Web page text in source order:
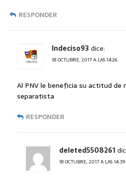
RESPONDER
Indeciso93 dice:
18 OCTUBRE, 2017 A LAS 14:26
Al PNV le beneficia su actitud de
separatista
RESPONDER
deleted5508261
18 OCTUBRE, 2017 A LAS 14:39